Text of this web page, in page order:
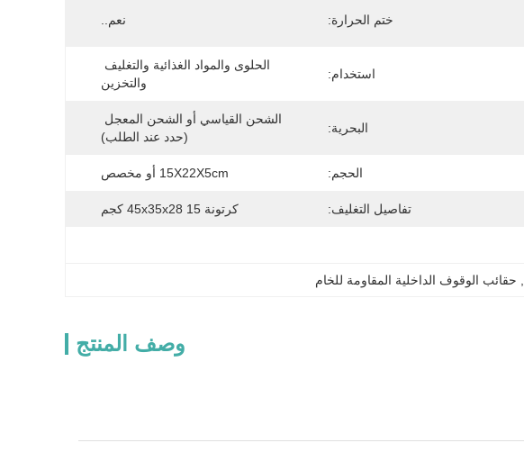
ختم الحرارة: نعم..
استخدام:
والتخزين
البحرية:
(حدد عند الطلب)
الحجم: 15X22X5cm أو مخصص
تفاصيل التغليف: كرتونة 45x35x28 15 كجم
حقائب الوقوف الداخلية المقاومة للخام
وصف المنتج